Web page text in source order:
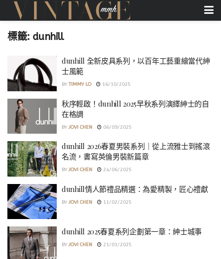
標籤: dunhill
dunhill 全新皮具系列，以百年工藝重繪當代紳
士風範
BY TIMMY LO 16/10/2025
秋序輕啟！dunhill 2025早秋系列演繹紳士的自
在格調
BY JOVI CHEN 06/09/2025
dunhill 2026春夏男裝系列｜從上流雅士到搖滾
名流，書寫英倫男裝新篇章
BY JOVI CHEN 24/06/2025
dunhill情人節禮品精選：為愛精製，匠心禮獻
BY JOVI CHEN 11/02/2025
dunhill 2025春夏系列企劃第一章：紳士城事
BY JOVI CHEN 21/01/2025